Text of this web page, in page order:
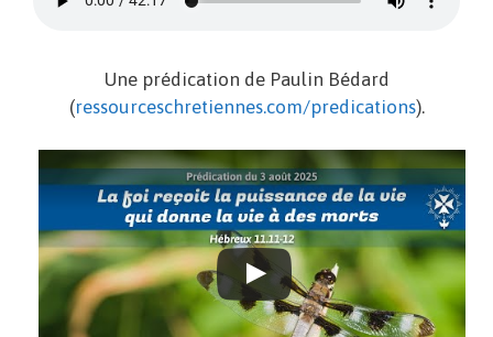
Une prédication de Paulin Bédard
(ressourceschretiennes.com/predications).